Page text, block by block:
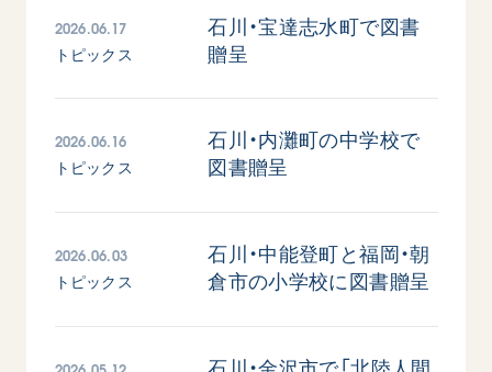
沿革
関連団体
墓地公園・納骨堂
聖教電子版
聖教ブックストア
soka youth media
Soka Gakkai グローバルサイト
SGIピースサイト
ご利用にあたって
SOKA PICKS すべて見る
2026.06.17
トピックス
石川・宝達志水町で図書
贈呈
2026.06.16
トピックス
石川・内灘町の中学校で
図書贈呈
2026.06.03
トピックス
石川・中能登町と福岡・朝
倉市の小学校に図書贈呈